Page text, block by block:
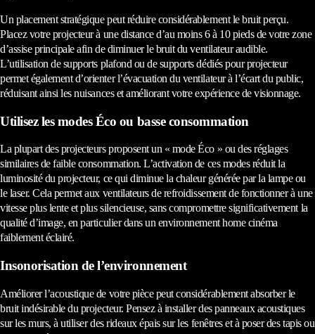
Un placement stratégique peut réduire considérablement le bruit perçu.
Placez votre projecteur à une distance d’au moins 6 à 10 pieds de votre zone
d’assise principale afin de diminuer le bruit du ventilateur audible.
L’utilisation de supports plafond ou de supports dédiés pour projecteur
permet également d’orienter l’évacuation du ventilateur à l’écart du public,
réduisant ainsi les nuisances et améliorant votre expérience de visionnage.
Utilisez les modes Éco ou basse consommation
La plupart des projecteurs proposent un « mode Éco » ou des réglages
similaires de faible consommation. L’activation de ces modes réduit la
luminosité du projecteur, ce qui diminue la chaleur générée par la lampe ou
le laser. Cela permet aux ventilateurs de refroidissement de fonctionner à une
vitesse plus lente et plus silencieuse, sans compromettre significativement la
qualité d’image, en particulier dans un environnement home cinéma
faiblement éclairé.
Insonorisation de l’environnement
Améliorer l’acoustique de votre pièce peut considérablement absorber le
bruit indésirable du projecteur. Pensez à installer des panneaux acoustiques
sur les murs, à utiliser des rideaux épais sur les fenêtres et à poser des tapis ou